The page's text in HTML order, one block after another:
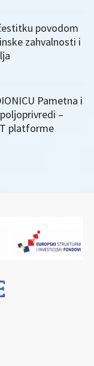
povodom
zahvalnosti i
Pametna i
–
platforme